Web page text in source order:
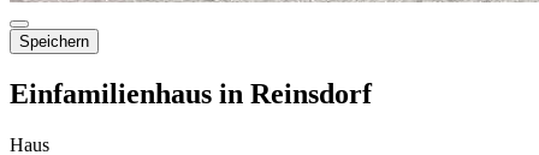
Speichern
Einfamilienhaus in Reinsdorf
Haus